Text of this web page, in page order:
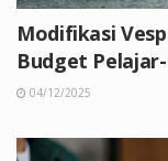
Modifikasi
Budget
04/12/2025